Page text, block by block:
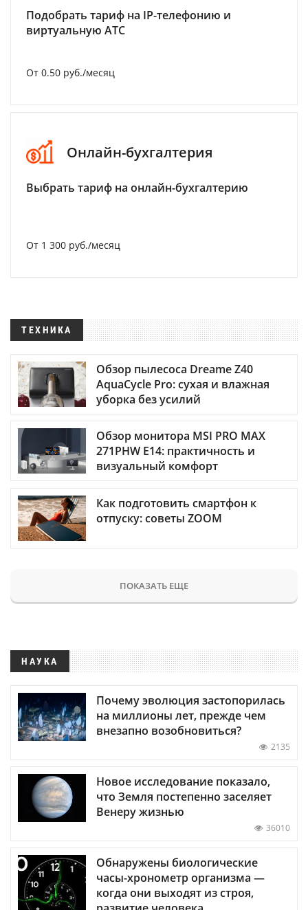
Подобрать тариф на IP-телефонию и
виртуальную АТС
От 0.50 руб./месяц
Онлайн-бухгалтерия
Выбрать тариф на онлайн-бухгалтерию
От 1 300 руб./месяц
ТЕХНИКА
Обзор пылесоса Dreame Z40
AquaCycle Pro: сухая и влажная
уборка без усилий
Обзор монитора MSI PRO MAX
271PHW E14: практичность и
визуальный комфорт
Как подготовить смартфон к
отпуску: советы ZOOM
ПОКАЗАТЬ ЕЩЕ
НАУКА
Почему эволюция застопорилась
на миллионы лет, прежде чем
внезапно возобновиться?
2135
Новое исследование показало,
что Земля постепенно заселяет
Венеру жизнью
36010
Обнаружены биологические
часы-хронометр организма —
когда они выходят из строя,